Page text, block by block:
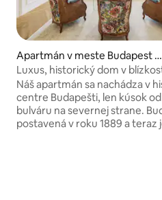
Apartmán v meste Budapest V
I. obvod
Luxus, historický dom v
pamiatok v centre mesta
Náš apartmán sa nachádza v
centre Budapešti, len kúsok
bulváru na severnej strane.
postavená v roku 1889 a teraz je v